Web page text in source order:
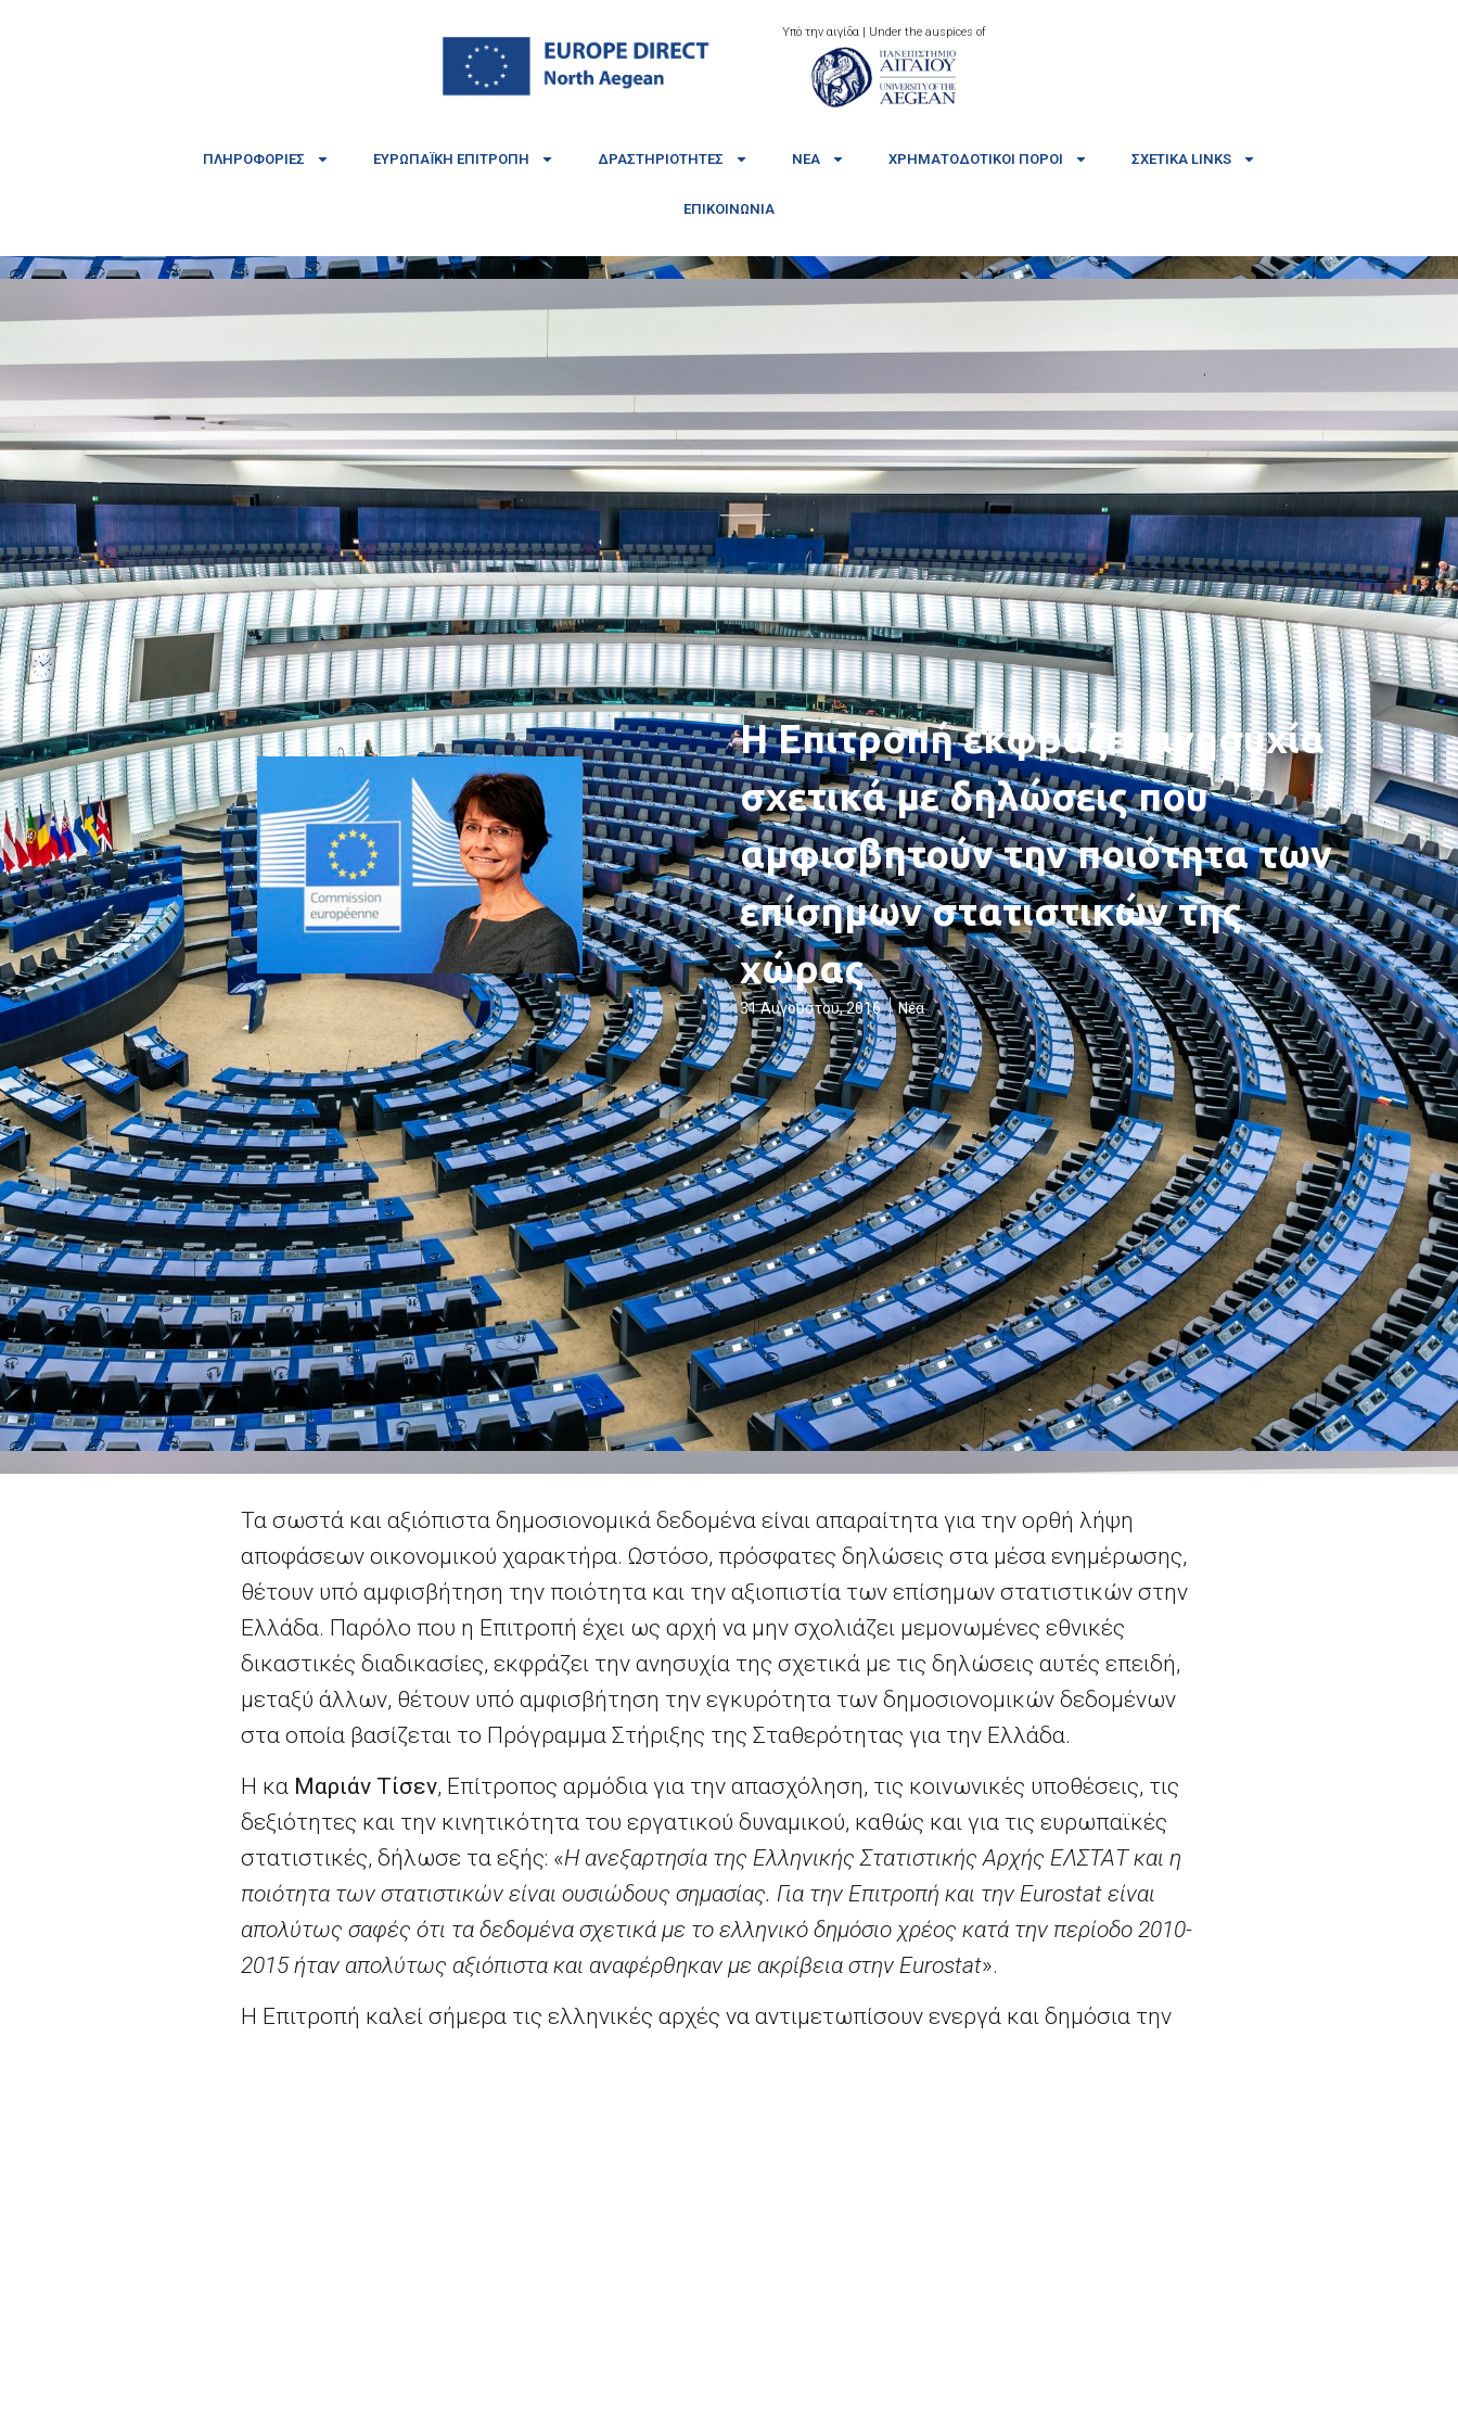
Υπό την αιγίδα | Under the auspices of
ΠΛΗΡΟΦΟΡΊΕΣ ΕΥΡΩΠΑΪΚΉ ΕΠΙΤΡΟΠΉ ΔΡΑΣΤΗΡΙΌΤΗΤΕΣ ΝΈΑ ΧΡΗΜΑΤΟΔΟΤΙΚΟΊ ΠΌΡΟΙ ΣΧΕΤΙΚΆ LINKS
ΕΠΙΚΟΙΝΩΝΊΑ
Η Επιτροπή εκφράζει ανησυχία
σχετικά με δηλώσεις που
αμφισβητούν την ποιότητα των
επίσημων στατιστικών της
χώρας
31 Αυγούστου, 2016 Νέα
Τα σωστά και αξιόπιστα δημοσιονομικά δεδομένα είναι απαραίτητα για την ορθή λήψη
αποφάσεων οικονομικού χαρακτήρα. Ωστόσο, πρόσφατες δηλώσεις στα μέσα ενημέρωσης,
θέτουν υπό αμφισβήτηση την ποιότητα και την αξιοπιστία των επίσημων στατιστικών στην
Ελλάδα. Παρόλο που η Επιτροπή έχει ως αρχή να μην σχολιάζει μεμονωμένες εθνικές
δικαστικές διαδικασίες, εκφράζει την ανησυχία της σχετικά με τις δηλώσεις αυτές επειδή,
μεταξύ άλλων, θέτουν υπό αμφισβήτηση την εγκυρότητα των δημοσιονομικών δεδομένων
στα οποία βασίζεται το Πρόγραμμα Στήριξης της Σταθερότητας για την Ελλάδα.
Η κα Μαριάν Τίσεν, Επίτροπος αρμόδια για την απασχόληση, τις κοινωνικές υποθέσεις, τις
δεξιότητες και την κινητικότητα του εργατικού δυναμικού, καθώς και για τις ευρωπαϊκές
στατιστικές, δήλωσε τα εξής: «Η ανεξαρτησία της Ελληνικής Στατιστικής Αρχής ΕΛΣΤΑΤ και η
ποιότητα των στατιστικών είναι ουσιώδους σημασίας. Για την Επιτροπή και την Eurostat είναι
απολύτως σαφές ότι τα δεδομένα σχετικά με το ελληνικό δημόσιο χρέος κατά την περίοδο 2010-
2015 ήταν απολύτως αξιόπιστα και αναφέρθηκαν με ακρίβεια στην Eurostat».
Η Επιτροπή καλεί σήμερα τις ελληνικές αρχές να αντιμετωπίσουν ενεργά και δημόσια την